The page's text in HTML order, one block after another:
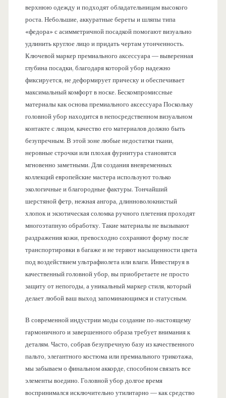
верхнюю одежду и подходят обладательницам высокого
роста. Небольшие, аккуратные береты и шляпы типа
«федора» с асимметричной посадкой помогают визуально
удлинить круглое лицо и придать чертам утонченность.
Ключевой маркер премиального аксессуара — выверенная
глубина посадки, благодаря которой убор надежно
фиксируется, не деформирует прическу и обеспечивает
максимальный комфорт в носке. Бескомпромиссные
материалы как основа премиального аксессуара Поскольку
головной убор находится в непосредственном визуальном
контакте с лицом, качество его материалов должно быть
безупречным. В этой зоне любые недостатки ткани,
неровные строчки или плохая фурнитура становятся
мгновенно заметными. Для создания вневременных
коллекций европейские мастера используют только
экологичные и благородные фактуры. Тончайший
шерстяной фетр, нежная ангора, длинноволокнистый
хлопок и экзотическая соломка ручного плетения проходят
многоэтапную обработку. Такие материалы не вызывают
раздражения кожи, превосходно сохраняют форму после
транспортировки в багаже и не теряют насыщенности цвета
под воздействием ультрафиолета или влаги. Инвестируя в
качественный головной убор, вы приобретаете не просто
защиту от непогоды, а уникальный маркер стиля, который
делает любой ваш выход запоминающимся и статусным.
В современной индустрии моды создание по-настоящему
гармоничного и завершенного образа требует внимания к
деталям. Часто, собрав безупречную базу из качественного
пальто, элегантного костюма или премиального трикотажа,
мы забываем о финальном аккорде, способном связать все
элементы воедино. Головной убор долгое время
воспринимался исключительно утилитарно — как средство